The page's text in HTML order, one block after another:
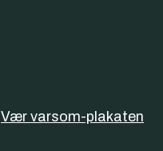
Vær varsom-plakaten